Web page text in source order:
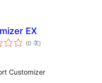
EX
(0 次評
分)
Customizer